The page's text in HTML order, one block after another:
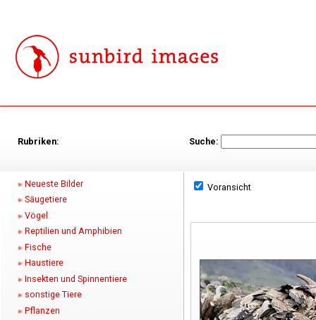
Rubriken: Suche:
Neueste Bilder
Säugetiere
Vögel
Reptilien und Amphibien
Fische
Haustiere
Insekten und Spinnentiere
sonstige Tiere
Pflanzen
Voransicht